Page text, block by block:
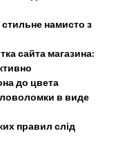
намисто з
сайта магазина:
до цвета
в виде
правил слід